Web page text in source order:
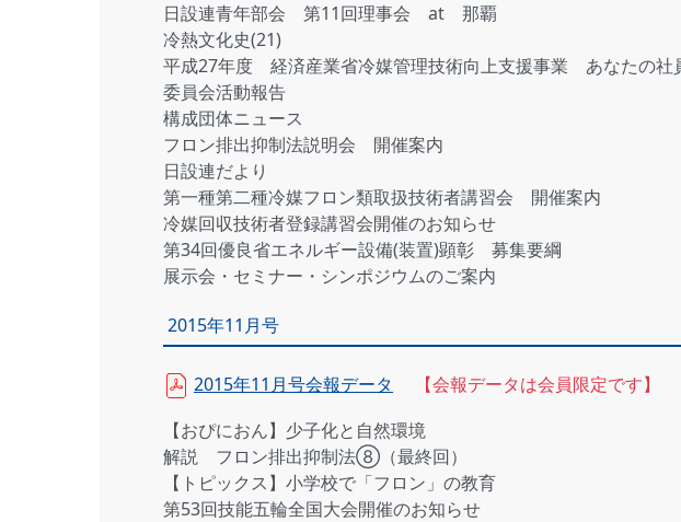
日設連青年部会 第11回理事会 at 那覇
冷熱文化史(21)
平成27年度 経済産業省冷媒管理技術向上支援事業 あなたの社
委員会活動報告
構成団体ニュース
フロン排出抑制法説明会 開催案内
日設連だより
第一種第二種冷媒フロン類取扱技術者講習会 開催案内
冷媒回収技術者登録講習会開催のお知らせ
第34回優良省エネルギー設備(装置)顕彰 募集要綱
展示会・セミナー・シンポジウムのご案内
2015年11月号
2015年11月号会報データ
【会報データは会員限定です】
【おぴにおん】少子化と自然環境
解説 フロン排出抑制法⑧（最終回）
【トピックス】小学校で「フロン」の教育
第53回技能五輪全国大会開催のお知らせ